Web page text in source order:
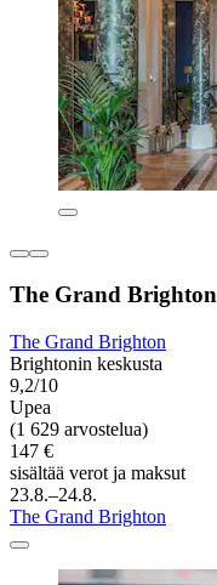
The Grand Brighton
The Grand Brighton
Brightonin keskusta
9,2/10
Upea
(1 629 arvostelua)
147 €
sisältää verot ja maksut
23.8.–24.8.
The Grand Brighton